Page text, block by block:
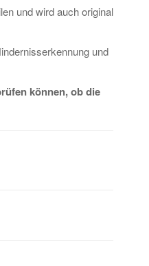
und wird auch original
und
können, ob die